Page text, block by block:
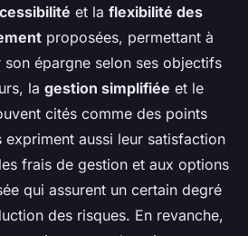
et la flexibilité des
proposées, permettant à
épargne selon ses objectifs
la gestion simplifiée et le
cités comme des points
aussi leur satisfaction
frais de gestion et aux options
qui assurent un certain degré
des risques. En revanche,